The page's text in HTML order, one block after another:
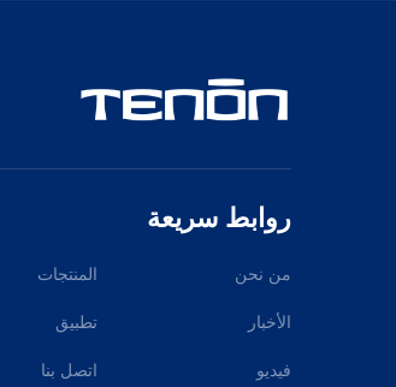
روابط سريعة
من نحن المنتجات
الأخبار تطبيق
فيديو اتصل بنا